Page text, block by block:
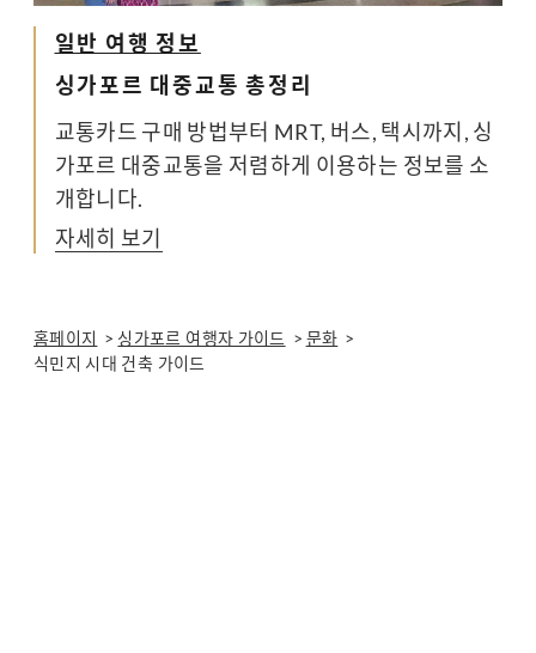
일반 여행 정보
싱가포르 대중교통 총정리
교통카드 구매 방법부터 MRT, 버스, 택시까지, 싱
가포르 대중교통을 저렴하게 이용하는 정보를 소
개합니다.
자세히 보기
홈페이지 싱가포르 여행자 가이드
문화
식민지 시대 건축 가이드